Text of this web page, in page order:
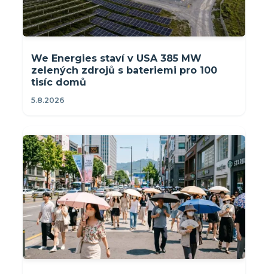
We Energies staví v USA 385 MW
zelených zdrojů s bateriemi pro 100
tisíc domů
5.8.2026